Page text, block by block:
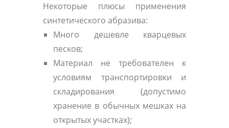
Некоторые плюсы применения
синтетического абразива:
Много дешевле кварцевых
песков;
Материал не требователен к
условиям транспортировки и
складирования (допустимо
хранение в обычных мешках на
открытых участках);